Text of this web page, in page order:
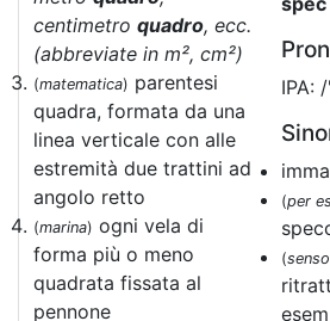
centimetro quadro, ecc.
(abbreviate in m², cm²)
(matematica) parentesi
quadra, formata da una
linea verticale con alle
estremità due trattini ad
angolo retto
(marina) ogni vela di
forma più o meno
quadrata fissata al
pennone
IPA:
(per
(